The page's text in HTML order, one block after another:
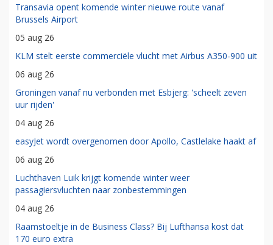
Transavia opent komende winter nieuwe route vanaf
Brussels Airport
05 aug 26
KLM stelt eerste commerciële vlucht met Airbus A350-900 uit
06 aug 26
Groningen vanaf nu verbonden met Esbjerg: 'scheelt zeven
uur rijden'
04 aug 26
easyJet wordt overgenomen door Apollo, Castlelake haakt af
06 aug 26
Luchthaven Luik krijgt komende winter weer
passagiersvluchten naar zonbestemmingen
04 aug 26
Raamstoeltje in de Business Class? Bij Lufthansa kost dat
170 euro extra